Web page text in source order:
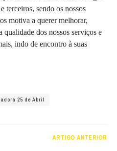
terceiros, sendo os nossos
motiva a querer melhorar,
qualidade dos nossos serviços e
indo de encontro à suas
25 de Abril
ARTIGO ANTERIOR